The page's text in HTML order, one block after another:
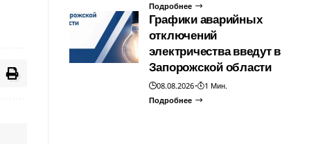
Подробнее
Графики аварийных
отключений
электричества введут в
Запорожской области
08.08.2026
1 Мин.
Подробнее